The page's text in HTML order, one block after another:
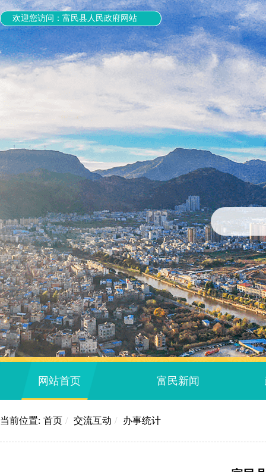
欢迎您访问：富民县人民政府网站
网站首页 富民新闻
当前位置: 首页 / 交流互动 / 办事统计